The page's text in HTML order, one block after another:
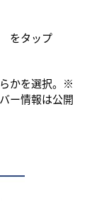
をタップ
かを選択。※
ー情報は公開